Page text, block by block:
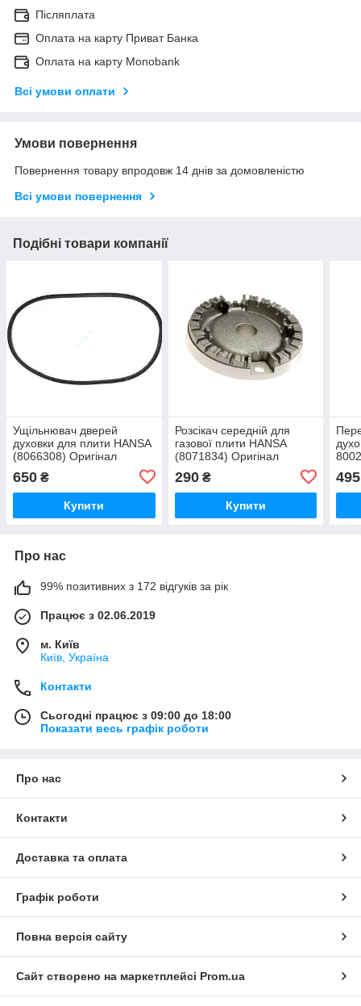
Післяплата
Оплата на карту Приват Банка
Оплата на карту Monobank
Всі умови оплати
Умови повернення
Повернення товару впродовж 14 днів за домовленістю
Всі умови повернення
Подібні товари компанії
Ущільнювач дверей
духовки для плити HANSA
(8066308) Оригінал
650 ₴
Купити
Розсікач середній для
газової плити HANSA
(8071834) Оригінал
290₴
Купити
495
Про нас
99% позитивних з 172 відгуків за рік
Працює з 02.06.2019
м. Київ
Київ, Україна
Контакти
Сьогодні працює з 09:00 до 18:00
Показати весь графік роботи
Про нас
Контакти
Доставка та оплата
Графік роботи
Повна версія сайту
Сайт створено на маркетплейсі Prom.ua